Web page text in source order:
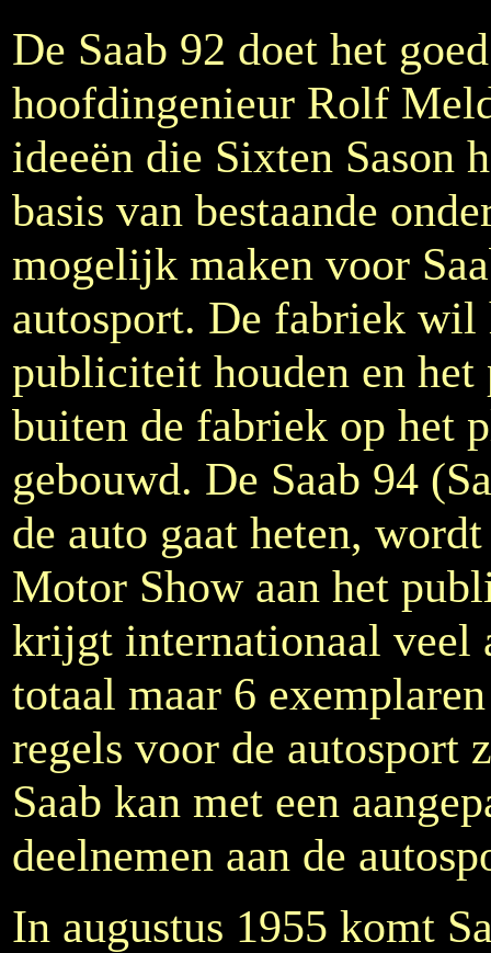
De Saab 92 doet het
hoofdingenieur Rolf
ideeën die Sixten Sason
basis van bestaande
mogelijk maken voor
autosport. De fabriek wil
publiciteit houden en
buiten de fabriek op het
gebouwd. De Saab 94
de auto gaat heten,
Motor Show aan het
krijgt internationaal veel
totaal maar 6
regels voor de autosport
Saab kan met een
deelnemen aan de
In augustus 1955 komt